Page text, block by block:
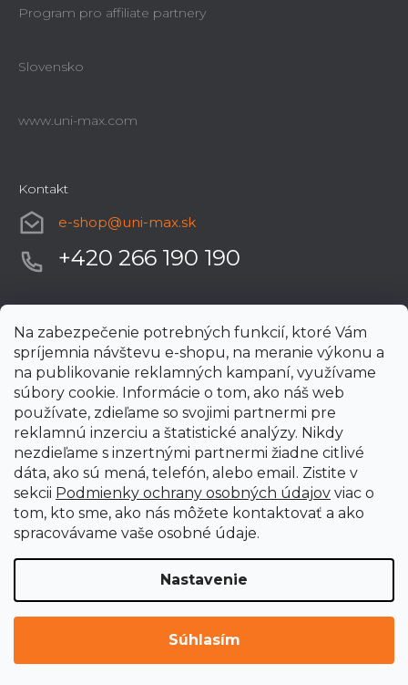
Na zabezpečenie potrebných funkcií, ktoré Vám
spríjemnia návštevu e-shopu, na meranie výkonu a
na publikovanie reklamných kampaní, využívame
súbory cookie. Informácie o tom, ako náš web
používate, zdieľame so svojimi partnermi pre
reklamnú inzerciu a štatistické analýzy. Nikdy
nezdieľame s inzertnými partnermi žiadne citlivé
dáta, ako sú mená, telefón, alebo email. Zistite v
sekcii Podmienky ochrany osobných údajov viac o
tom, kto sme, ako nás môžete kontaktovať a ako
spracovávame vaše osobné údaje.
Nastavenie
Súhlasím
Program pro affiliate partnery
Slovensko
www.uni-max.com
Kontakt
e-shop@uni-max.sk
+420 266 190 190
nastavenie cookies